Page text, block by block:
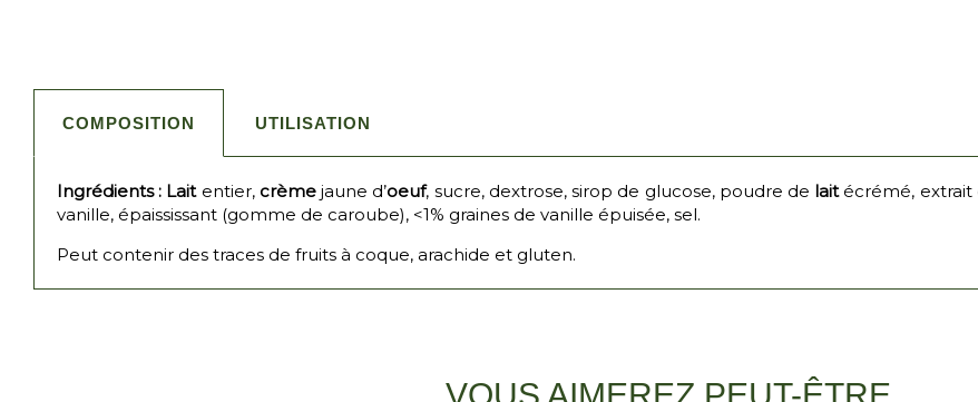
COMPOSITION UTILISATION
Ingrédients : Laitentier, crèmejaune d’oeuf, sucre, dextrose, sirop de glucose, poudre de laitécrémé, extrait
vanille, épaississant (gomme de caroube), <1% graines de vanille épuisée, sel.
Peut contenir des traces de fruits à coque, arachide et gluten.
VOUS AIMEREZ PEUT-ÊTRE